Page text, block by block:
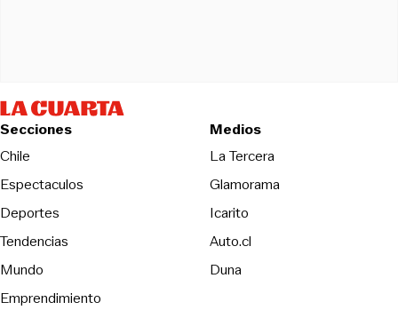
Secciones
Chile
Espectaculos
Deportes
Tendencias
Mundo
Emprendimiento
Medios
La TerceraOpens in new
Glamorama
Icarito
Auto.cl
DunaOpens in new window